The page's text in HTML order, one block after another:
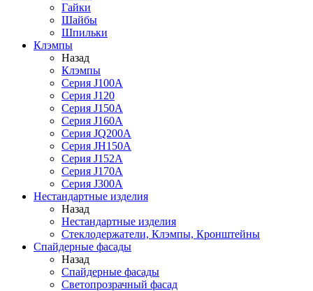
Гайки
Шайбы
Шпильки
Клэмпы
Назад
Клэмпы
Серия J100A
Серия J120
Серия J150A
Серия J160A
Серия JQ200A
Серия JH150A
Серия J152A
Серия J170A
Серия J300A
Нестандартные изделия
Назад
Нестандартные изделия
Стеклодержатели, Клэмпы, Кронштейны
Спайдерные фасады
Назад
Спайдерные фасады
Светопрозрачный фасад